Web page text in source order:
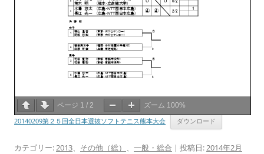
ページ 1 / 2 ズーム 100%
20140209第２５回全日本選抜ソフトテニス熊本大会 ダウンロード
カテゴリー:2013、 その他（総） 、 一般・総合 | 投稿日:2014年2月